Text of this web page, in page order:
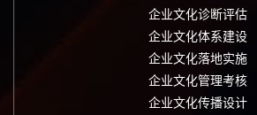
企业文化诊断评估
企业文化体系建设
企业文化落地实施
企业文化管理考核
企业文化传播设计